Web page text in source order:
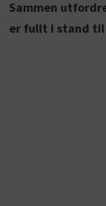
Sammen
er fullt i stand til